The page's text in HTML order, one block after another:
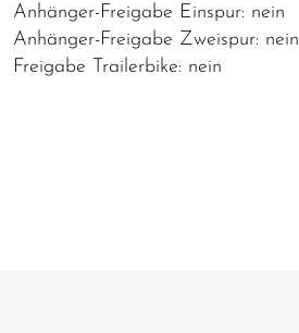
Anhänger-Freigabe Einspur: nein
Anhänger-Freigabe Zweispur: nein
Freigabe Trailerbike: nein